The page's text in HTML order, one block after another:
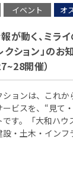
イベント オ
報が動く、ミ
クション」のお
開催）
ションは、これ
ビスを、“見て
す。「大和ハウ
設・土木・イン